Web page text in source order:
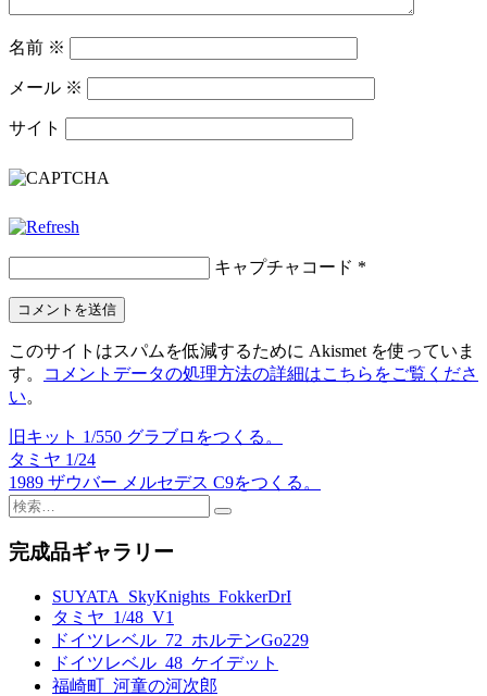
名前 ※
メール ※
サイト
キャプチャコード *
このサイトはスパムを低減するために Akismet を使っていま
す。
コメントデータの処理方法の詳細はこちらをご覧くださ
い。
投
稿
ナ
ビ
旧キット 1/550 グラブロをつくる。
タミヤ 1/24
1989 ザウバー メルセデス C9をつくる。
検
完成品ギャラリー
SUYATA_SkyKnights_FokkerDrI
タミヤ_1/48_V1
ドイツレベル_72_ホルテンGo229
ドイツレベル_48_ケイデット
福崎町_河童の河次郎